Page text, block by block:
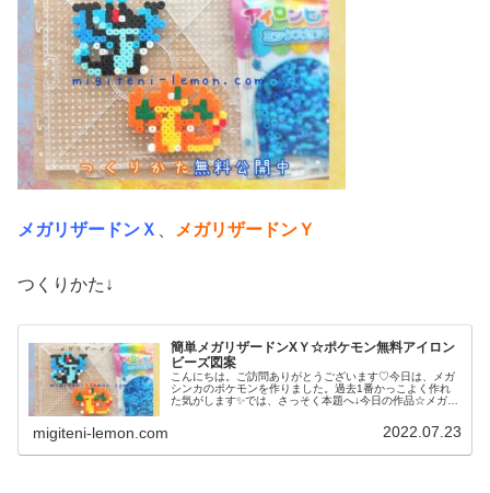
メガリザードンＸ メガリザードンＹ
つくりかた↓
簡単メガリザードンXＹ☆ポケモン無料アイロン
ビーズ図案
こんにちは。ご訪問ありがとうございます♡今日は、メガ
シンカのポケモンを作りました。過去1番かっこよく作れ
た気がします✨では、さっそく本題へ↓今日の作品☆メガリ
migiteni-lemon.com 2022.07.23